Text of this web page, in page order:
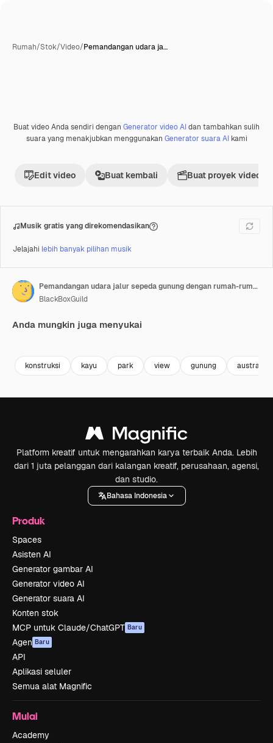
Rumah/Stok/Video/Pemandangan udara ja…
Premium
Buat video Anda sendiri dengan Generator video AIdan tambahkan sulih
suara yang menakjubkan menggunakan Generator suara AIkami
Edit video Buat kembali Buat proyek video
Musik gratis yang direkomendasikan
Jelajahi lebih banyak pilihan musik
Pemandangan udara jalur sepeda gunung dengan rumah-rumah baru di latar belakang, Perth Australia
BlackBoxGuild
Anda mungkin juga menyukai
konstruksi kayu park view gunung australia
Platform kreatif untuk mengarahkan karya terbaik Anda. Lebih
dari 1 juta pelanggan dari kalangan kreatif, perusahaan, agensi,
dan studio.
Bahasa Indonesia
Produk
Spaces
Asisten AI
Generator gambar AI
Generator video AI
Generator suara AI
Konten stok
MCP untuk Claude/ChatGPT Baru
Agen Baru
API
Aplikasi seluler
Semua alat Magnific
Mulai
Academy